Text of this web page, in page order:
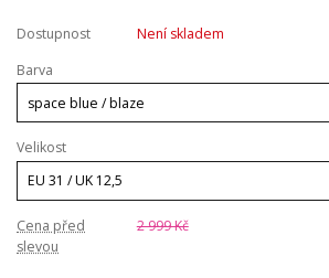
Dostupnost
Není skladem
Barva
Velikost
Cena před
slevou
2 999 Kč